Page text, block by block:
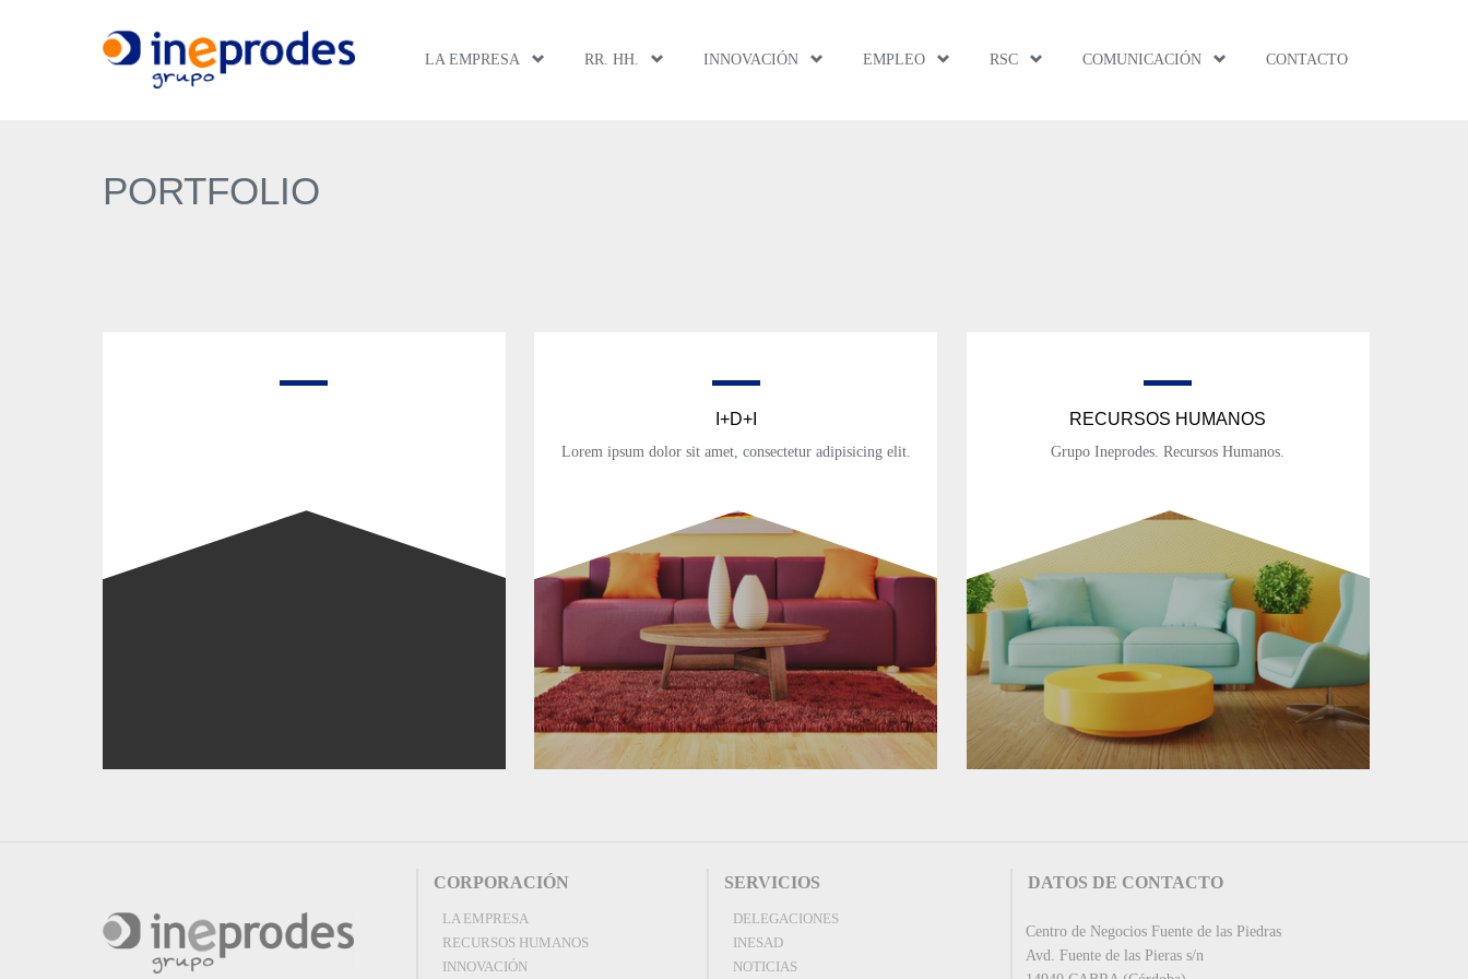
LA EMPRESA RR. HH. INNOVACIÓN EMPLEO RSC COMUNICACIÓN CONTACTO
PORTFOLIO
I+D+I
Lorem ipsum dolor sit amet, consectetur adipisicing elit.
RECURSOS HUMANOS
Grupo Ineprodes. Recursos Humanos.
CORPORACIÓN
LA EMPRESA
RECURSOS HUMANOS
INNOVACIÓN
SERVICIOS
DELEGACIONES
INESAD
NOTICIAS
DATOS DE CONTACTO
Centro de Negocios Fuente de las Piedras
Avd. Fuente de las Pieras s/n